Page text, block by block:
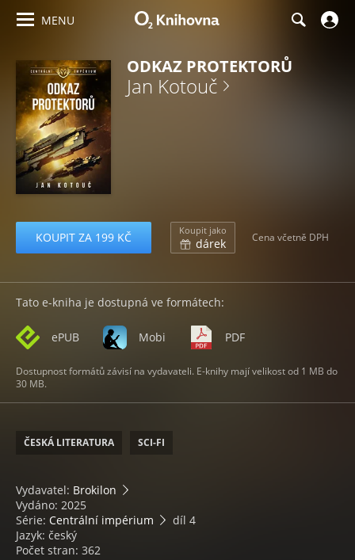
MENU
ODKAZ PROTEKTORŮ
Jan Kotouč
KOUPIT ZA 199 KČ Koupit jako
dárek Cena včetně DPH
Tato e-kniha je dostupná ve formátech:
ePUB Mobi PDF
Dostupnost formátů závisí na vydavateli. E-knihy mají velikost od 1 MB do
30 MB.
ČESKÁ LITERATURA SCI-FI
Vydavatel: Brokilon
Vydáno: 2025
Série: Centrální impérium
díl 4
Jazyk: český
Počet stran: 362